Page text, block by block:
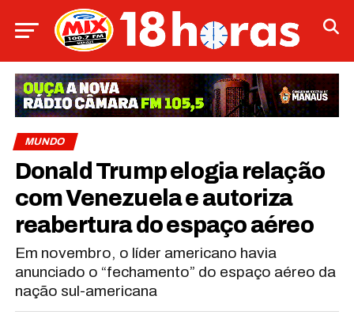
MUNDO
Donald Trump elogia relação
com Venezuela e autoriza
reabertura do espaço aéreo
Em novembro, o líder americano havia
anunciado o “fechamento” do espaço aéreo da
nação sul-americana